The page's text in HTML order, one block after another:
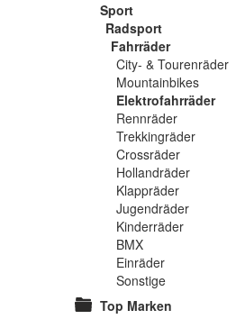
Sport
Radsport
Fahrräder
City- & Tourenräder
Mountainbikes
Elektrofahrräder
Rennräder
Trekkingräder
Crossräder
Hollandräder
Klappräder
Jugendräder
Kinderräder
BMX
Einräder
Sonstige
Top Marken